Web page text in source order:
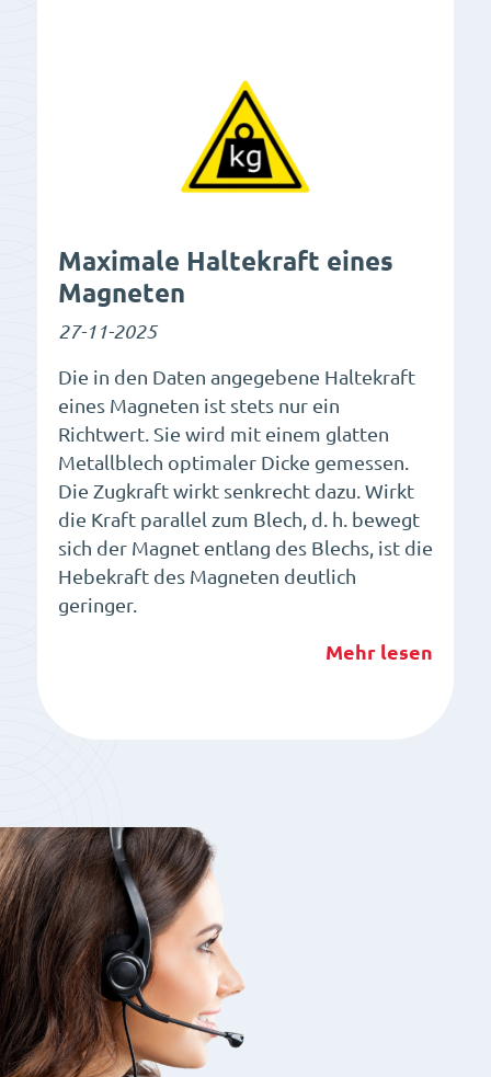
Maximale Haltekraft eines
Magneten
27-11-2025
Die in den Daten angegebene Haltekraft
eines Magneten ist stets nur ein
Richtwert. Sie wird mit einem glatten
Metallblech optimaler Dicke gemessen.
Die Zugkraft wirkt senkrecht dazu. Wirkt
die Kraft parallel zum Blech, d. h. bewegt
sich der Magnet entlang des Blechs, ist die
Hebekraft des Magneten deutlich
geringer.
Mehr lesen